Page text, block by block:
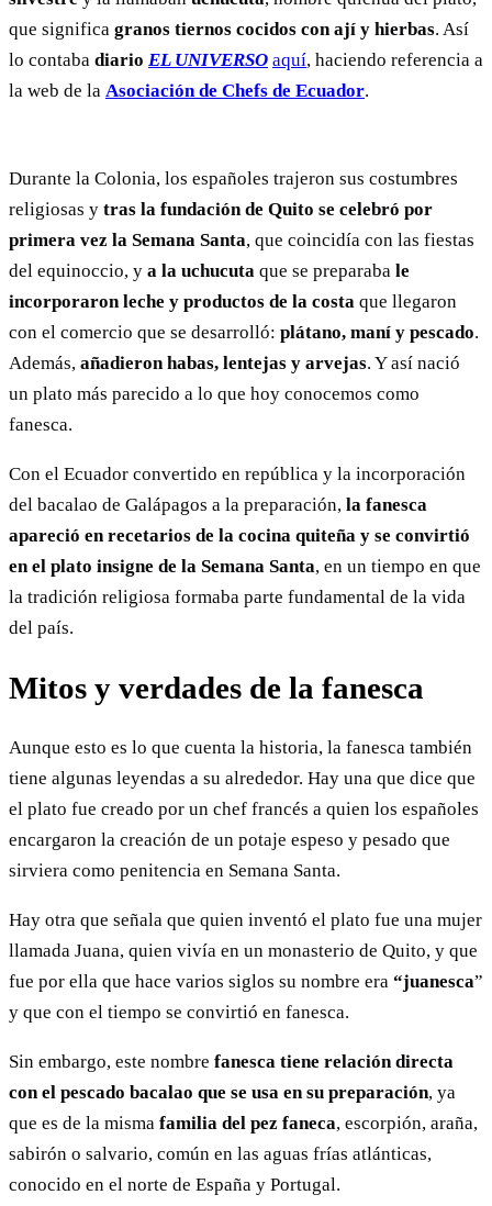
que significa granos tiernos cocidos con ají y hierbas. Así
lo contaba diario EL UNIVERSO aquí, haciendo referencia a
la web de la Asociación de Chefs de Ecuador.
Durante la Colonia, los españoles trajeron sus costumbres
religiosas y tras la fundación de Quito se celebró por
primera vez la Semana Santa, que coincidía con las fiestas
del equinoccio, y a la uchucuta que se preparaba le
incorporaron leche y productos de la costa que llegaron
con el comercio que se desarrolló: plátano, maní y pescado.
Además, añadieron habas, lentejas y arvejas. Y así nació
un plato más parecido a lo que hoy conocemos como
fanesca.
Con el Ecuador convertido en república y la incorporación
del bacalao de Galápagos a la preparación, la fanesca
apareció en recetarios de la cocina quiteña y se convirtió
en el plato insigne de la Semana Santa, en un tiempo en que
la tradición religiosa formaba parte fundamental de la vida
del país.
Mitos y verdades de la fanesca
Aunque esto es lo que cuenta la historia, la fanesca también
tiene algunas leyendas a su alrededor. Hay una que dice que
el plato fue creado por un chef francés a quien los españoles
encargaron la creación de un potaje espeso y pesado que
sirviera como penitencia en Semana Santa.
Hay otra que señala que quien inventó el plato fue una mujer
llamada Juana, quien vivía en un monasterio de Quito, y que
fue por ella que hace varios siglos su nombre era “juanesca”
y que con el tiempo se convirtió en fanesca.
Sin embargo, este nombre fanesca tiene relación directa
con el pescado bacalao que se usa en su preparación, ya
que es de la misma familia del pez faneca, escorpión, araña,
sabirón o salvario, común en las aguas frías atlánticas,
conocido en el norte de España y Portugal.